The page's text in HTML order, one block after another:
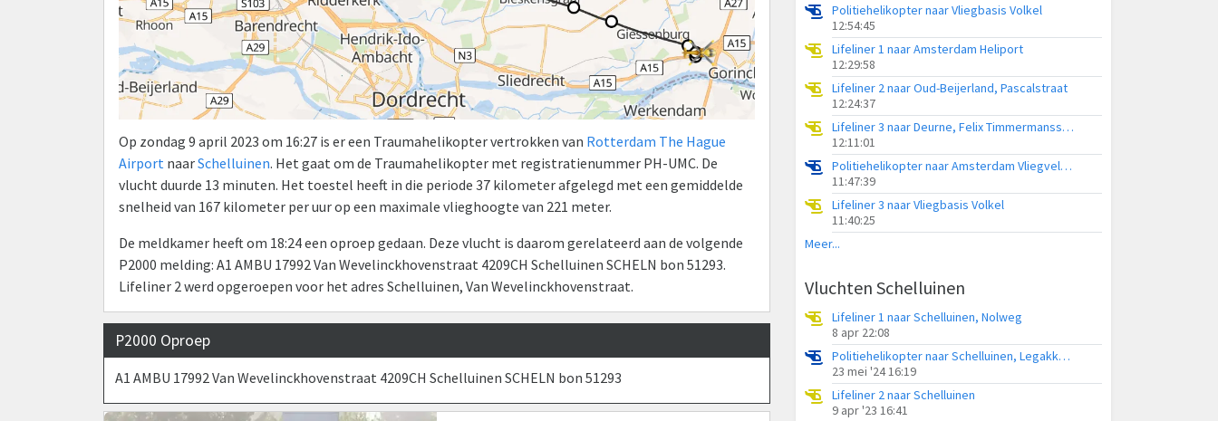
Op zondag 9 april 2023 om 16:27 is er een Traumahelikopter vertrokken van Rotterdam The Hague
Airport naarSchelluinen. Het gaat om de Traumahelikopter met registratienummer PH-UMC. De
vlucht duurde 13 minuten. Het toestel heeft in die periode 37 kilometer afgelegd met een gemiddelde
snelheid van 167 kilometer per uur op een maximale vlieghoogte van 221 meter.
De meldkamer heeft om 18:24 een oproep gedaan. Deze vlucht is daarom gerelateerd aan de volgende
P2000 melding: A1 AMBU 17992 Van Wevelinckhovenstraat 4209CH Schelluinen SCHELN bon 51293.
Lifeliner 2 werd opgeroepen voor het adres Schelluinen, Van Wevelinckhovenstraat.
P2000 Oproep
A1 AMBU 17992 Van Wevelinckhovenstraat 4209CH Schelluinen SCHELN bon 51293
Politiehelikopter naar Vliegbasis Volkel
12:54:45
Lifeliner 1 naar Amsterdam Heliport
12:29:58
Lifeliner 2 naar Oud-Beijerland, Pascalstraat
12:24:37
Lifeliner 3 naar Deurne, Felix Timmermansstraat
12:11:01
Politiehelikopter naar Amsterdam Vliegveld Schiphol
11:47:39
Lifeliner 3 naar Vliegbasis Volkel
11:40:25
Meer...
Vluchten Schelluinen
Lifeliner 1 naar Schelluinen, Nolweg
8 apr 22:08
Politiehelikopter naar Schelluinen, Legakkerpad
23 mei '24 16:19
Lifeliner 2 naar Schelluinen
9 apr '23 16:41